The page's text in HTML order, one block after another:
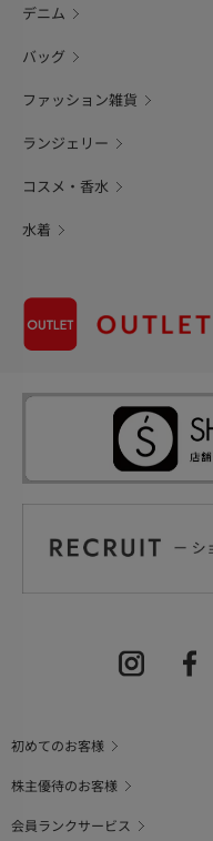
デニム
バッグ
ファッション雑貨
ランジェリー
コスメ・香水
水着
初めてのお客様
株主優待のお客様
会員ランクサービス